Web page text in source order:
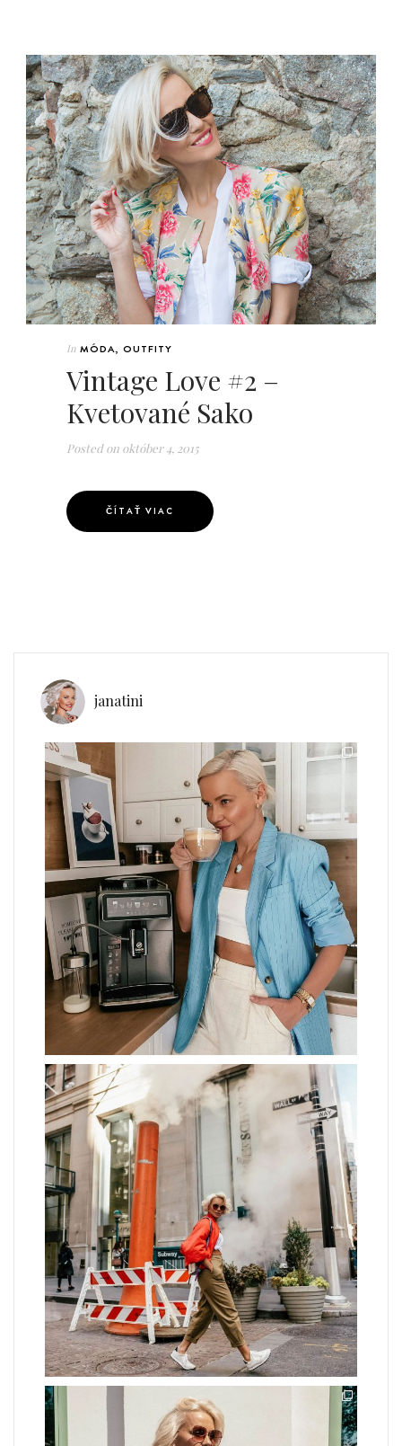
In MÓDA, OUTFITY
Vintage Love #2 –
Kvetované Sako
Posted on október 4, 2015
ČÍTAŤ VIAC
janatini